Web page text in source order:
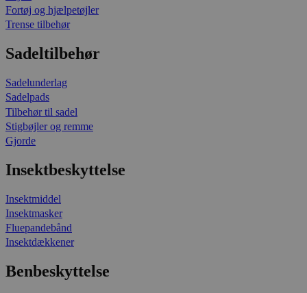
Fortøj og hjælpetøjler
Trense tilbehør
Sadeltilbehør
Sadelunderlag
Sadelpads
Tilbehør til sadel
Stigbøjler og remme
Gjorde
Insektbeskyttelse
Insektmiddel
Insektmasker
Fluepandebånd
Insektdækkener
Benbeskyttelse